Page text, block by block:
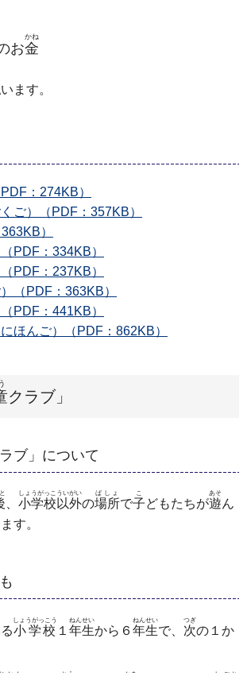
お金
かね
います。
：274KB）
ご）（PDF：357KB）
）
PDF：334KB）
PDF：237KB）
（PDF：363KB）
PDF：441KB）
ほんご）（PDF：862KB）
クラブ」
ブ」について
小学校以外
しょうがっこういがい
の場所
ばしょ
で子
こ
どもたちが遊
あそ
ん
す。
小学校
しょうがっこう
１ 年生
ねんせい
から６ 年生
ねんせい
で、 次
つぎ
の１か